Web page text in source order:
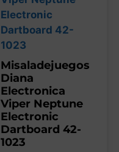
Misaladejuegos
Diana
Electronica
Viper Neptune
Electronic
Dartboard 42-
1023